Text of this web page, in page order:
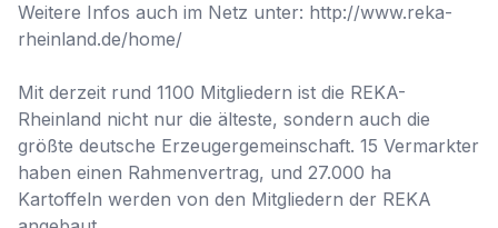
Weitere Infos auch im Netz unter: http://www.reka-
rheinland.de/home/
Mit derzeit rund 1100 Mitgliedern ist die REKA-
Rheinland nicht nur die älteste, sondern auch die
größte deutsche Erzeugergemeinschaft. 15 Vermarkter
haben einen Rahmenvertrag, und 27.000 ha
Kartoffeln werden von den Mitgliedern der REKA